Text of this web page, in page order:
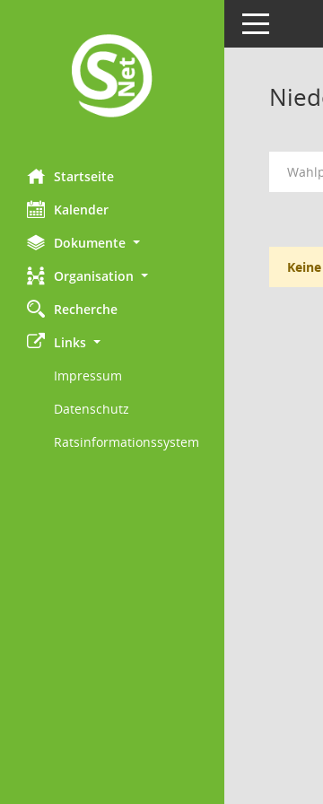
Startseite
Kalender
Dokumente
Organisation
Recherche
Links
Impressum
Datenschutz
Ratsinformationssystem
Toggle